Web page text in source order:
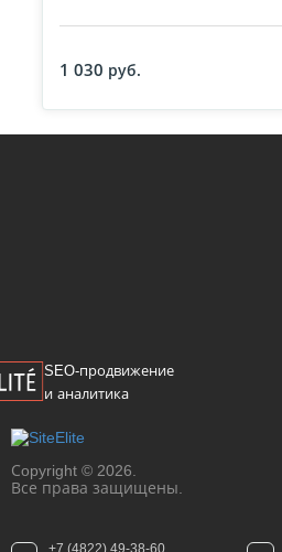
1 030 руб.
SEO-продвижение
и аналитика
Сopyright © 2026.
Все права защищены.